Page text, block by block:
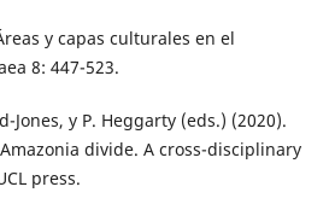
y capas culturales en el
8: 447-523.
Jones, y P. Heggarty (eds.) (2020).
divide. A cross-disciplinary
press.